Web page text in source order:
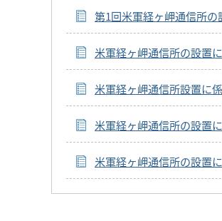
第1回米軍経ヶ岬通信所
米軍経ヶ岬通信所の設置
米軍経ヶ岬通信所設置に
米軍経ヶ岬通信所の設置
米軍経ヶ岬通信所の設置